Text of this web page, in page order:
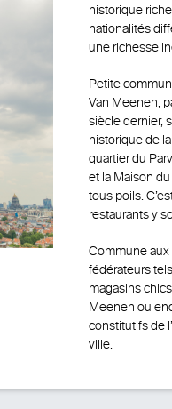
historique
nationalités
une richesse
Petite
Van Meenen,
siècle dernier,
historique de
quartier du
et la Maison
tous poils.
restaurants y
Commune aux
fédérateurs
magasins
Meenen ou
constitutifs de
ville.